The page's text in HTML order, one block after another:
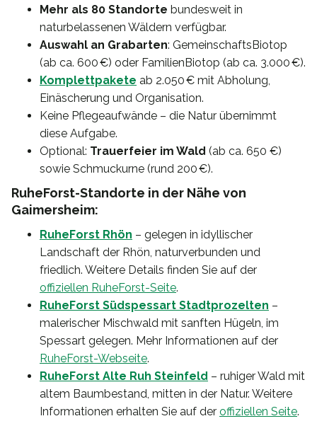
Mehr als 80 Standorte bundesweit in
naturbelassenen Wäldern verfügbar.
Auswahl an Grabarten: GemeinschaftsBiotop
(ab ca. 600 €) oder FamilienBiotop (ab ca. 3.000 €).
Komplettpakete ab 2.050 € mit Abholung,
Einäscherung und Organisation.
Keine Pflegeaufwände – die Natur übernimmt
diese Aufgabe.
Optional: Trauerfeier im Wald (ab ca. 650 €)
sowie Schmuckurne (rund 200 €).
RuheForst-Standorte in der Nähe von
Gaimersheim:
RuheForst Rhön – gelegen in idyllischer
Landschaft der Rhön, naturverbunden und
friedlich. Weitere Details finden Sie auf der
offiziellen RuheForst-Seite.
RuheForst Südspessart Stadtprozelten –
malerischer Mischwald mit sanften Hügeln, im
Spessart gelegen. Mehr Informationen auf der
RuheForst-Webseite.
RuheForst Alte Ruh Steinfeld – ruhiger Wald mit
altem Baumbestand, mitten in der Natur. Weitere
Informationen erhalten Sie auf der offiziellen Seite.